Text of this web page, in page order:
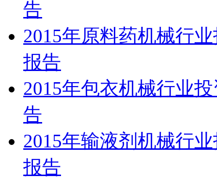
告
2015年原料药机械行
报告
2015年包衣机械行业
告
2015年输液剂机械行
报告